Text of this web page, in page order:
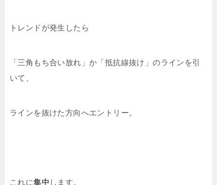
トレンドが発生したら
「三角もち合い放れ」か「抵抗線抜け」のラインを引
いて、
ラインを抜けた方向へエントリー。
これに集中 します。